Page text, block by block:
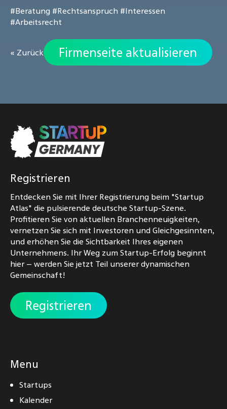
#Beratung #Rechtsanspruch #Interessen
#Arbeitsrecht
« Zurück Firmenseite aktualisieren
Registrieren
Entdecken Sie mit Ihrer Registrierung beim "Startup
Atlas" die pulsierende deutsche Startup-Szene.
Profitieren Sie von aktuellen Branchenneuigkeiten,
vernetzen Sie sich mit Investoren und Gleichgesinnten,
und erhöhen Sie die Sichtbarkeit Ihres eigenen
Unternehmens. Ihr Weg zum Startup-Erfolg beginnt
hier – werden Sie jetzt Teil unserer dynamischen
Gemeinschaft!
Registrieren
Menu
Startups
Kalender